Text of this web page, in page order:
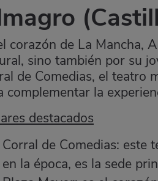
corazón de La Mancha,
sino también por su
de Comedias, el teatro
complementar la
destacados
Corral de Comedias: este
en la época, es la sede